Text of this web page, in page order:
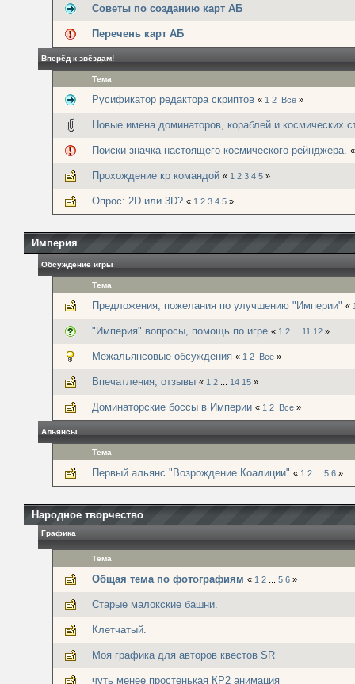
Советы по созданию карт АБ
Перечень карт АБ
Вперёд к звёздам!
Тема
Русификатор редактора скриптов « 1 2 Все »
Новые имена доминаторов, кораблей и космических
Поиски значка настоящего космического рейнджера.
Прохождение кр командой « 1 2 3 4 5 »
Опрос: 2D или 3D? « 1 2 3 4 5 »
Империя
Обсуждение игры
Тема
Предложения, пожелания по улучшению "Империи" «
"Империя" вопросы, помощь по игре « 1 2 11 12 »
Межальянсовые обсуждения « 1 2 Все »
Впечатления, отзывы « 1 2 14 15 »
Доминаторские боссы в Империи « 1 2 Все »
Альянсы
Тема
Первый альянс "Возрождение Коалиции" « 1 2 5 6 »
Народное творчество
Графика
Тема
Общая тема по фотографиям « 1 2 5 6 »
Старые малокские башни.
Клетчатый.
Моя графика для авторов квестов SR
чуть менее простенькая КР2 анимация